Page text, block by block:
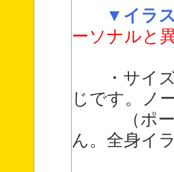
▼イラ
ーソナルと
・サイズ
じです。ノ
（ポート
ん。全身イ